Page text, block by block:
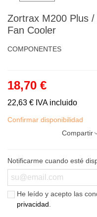
Zortrax M200 Plus /
Fan Cooler
COMPONENTES
18,70 €
22,63 € IVA incluido
Confirmar disponibilidad
Compartir
Notificarme cuando esté
He leído y acepto las
privacidad